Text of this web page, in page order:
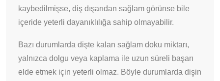
kaybedilmişse, diş dışarıdan sağlam görünse bile
içeride yeterli dayanıklılığa sahip olmayabilir.
Bazı durumlarda dişte kalan sağlam doku miktarı,
yalnızca dolgu veya kaplama ile uzun süreli başarı
elde etmek için yeterli olmaz. Böyle durumlarda dişin